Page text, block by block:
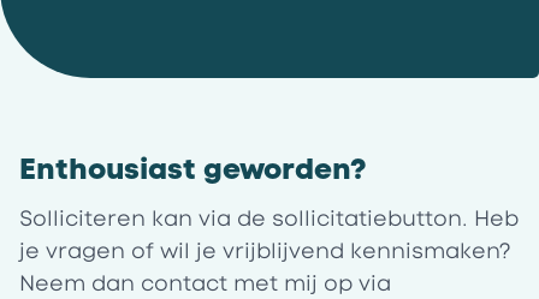
Enthousiast geworden?
Solliciteren kan via de sollicitatiebutton. Heb
je vragen of wil je vrijblijvend kennismaken?
Neem dan contact met mij op via